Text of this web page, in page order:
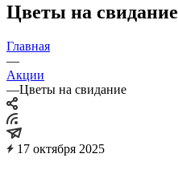
Цветы на свидание
Главная
—
Акции
—Цветы на свидание
17 октября 2025